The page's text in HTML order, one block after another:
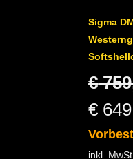
Sigma
€
€
inkl. MwSt.